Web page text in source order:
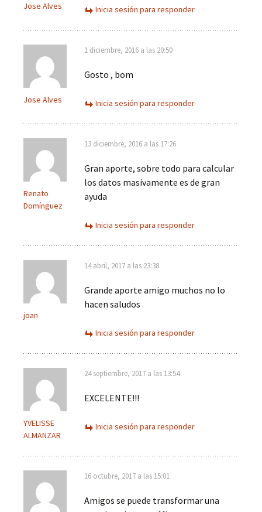
Jose Alves Inicia sesión para responder
Jose Alves
1 diciembre, 2016 a las 20:50
Gosto , bom
Inicia sesión para responder
Renato
Domínguez
13 diciembre, 2016 a las 17:26
Gran aporte, sobre todo para calcular
los datos masivamente es de gran
ayuda
Inicia sesión para responder
joan
14 abril, 2017 a las 23:38
Grande aporte amigo muchos no lo
hacen saludos
Inicia sesión para responder
YVELISSE
ALMANZAR
24 septiembre, 2017 a las 13:54
EXCELENTE!!!
Inicia sesión para responder
16 octubre, 2017 a las 15:01
Amigos se puede transformar una